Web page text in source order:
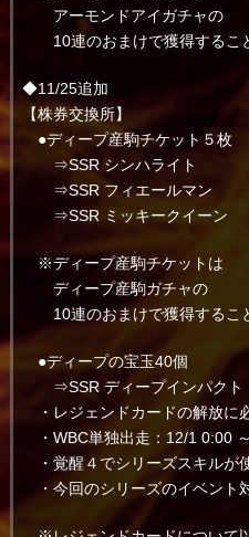
アーモンドアイガチャの
10連のおまけで獲得すること
◆11/25追加
【株券交換所】
●ディープ産駒チケット５枚
⇒SSR シンハライト
⇒SSR フィエールマン
⇒SSR ミッキークイーン
※ディープ産駒チケットは
ディープ産駒ガチャの
10連のおまけで獲得すること
●ディープの宝玉40個
⇒SSR ディープインパクト
・レジェンドカードの解放に
・WBC単独出走：12/1 0:00
・覚醒４でシリーズスキルが
・今回のシリーズのイベント